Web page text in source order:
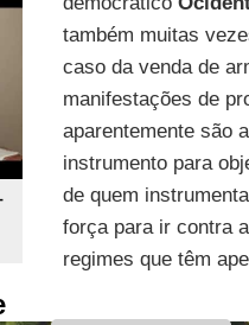
também muitas
caso da venda de
manifestações de
aparentemente são
instrumento para
de quem
força para ir contra
regimes que têm